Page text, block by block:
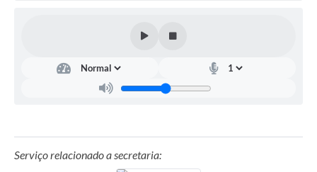
Serviço relacionado a secretaria: